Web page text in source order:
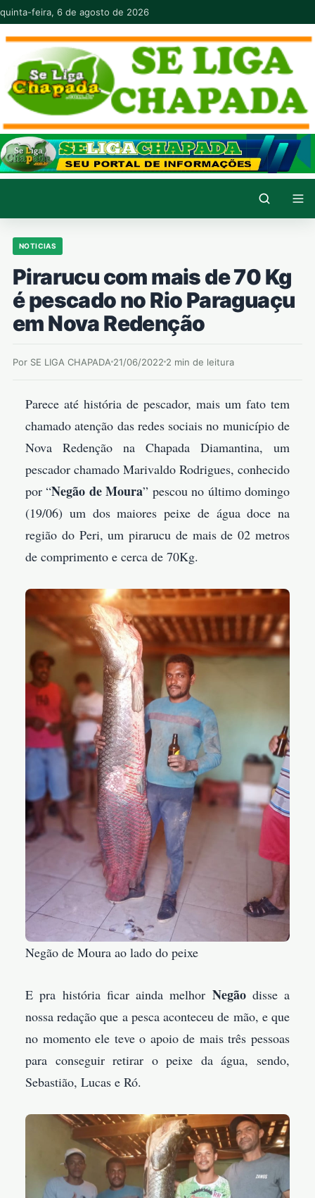
Pular para o conteúdo
quinta-feira, 6 de agosto de 2026
NOTICIAS
Pirarucu com mais de 70 Kg
é pescado no Rio Paraguaçu
em Nova Redenção
Por SE LIGA CHAPADA 21/06/2022 2 min de leitura
Parece até história de pescador, mais um fato tem
chamado atenção das redes sociais no município de
Nova Redenção na Chapada Diamantina, um
pescador chamado Marivaldo Rodrigues, conhecido
por “Negão de Moura” pescou no último domingo
(19/06) um dos maiores peixe de água doce na
região do Peri, um pirarucu de mais de 02 metros
de comprimento e cerca de 70Kg.
Negão de Moura ao lado do peixe
E pra história ficar ainda melhor Negãodisse a
nossa redação que a pesca aconteceu de mão, e que
no momento ele teve o apoio de mais três pessoas
para conseguir retirar o peixe da água, sendo,
Sebastião, Lucas e Ró.